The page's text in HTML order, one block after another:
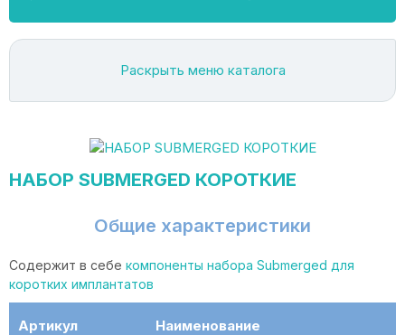
Раскрыть меню каталога
НАБОР SUBMERGED КОРОТКИЕ
Общие характеристики
Содержит в себе компоненты набора Submerged для
коротких имплантатов
Артикул Наименование